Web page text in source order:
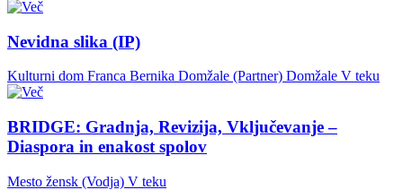
Nevidna slika (IP)
Kulturni dom Franca Bernika Domžale (Partner) Domžale V teku
BRIDGE: Gradnja, Revizija, Vključevanje –
Diaspora in enakost spolov
Mesto žensk (Vodja) V teku